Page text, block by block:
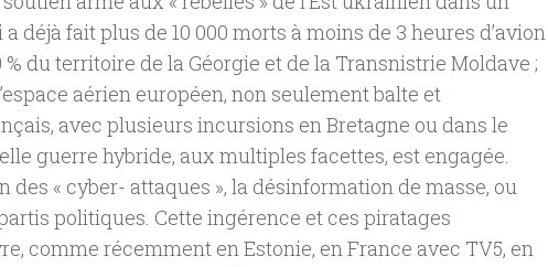
déjà fait plus de 10 000 morts à moins de 3 heures d’avion
du territoire de la Géorgie et de la Transnistrie Moldave ;
aérien européen, non seulement balte et
avec plusieurs incursions en Bretagne ou dans le
guerre hybride, aux multiples facettes, est engagée.
« cyber- attaques », la désinformation de masse, ou
politiques. Cette ingérence et ces piratages
comme récemment en Estonie, en France avec TV5, en